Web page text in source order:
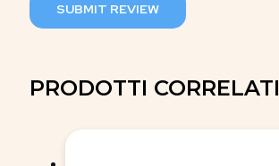
SUBMIT REVIEW
PRODOTTI CORRELATI